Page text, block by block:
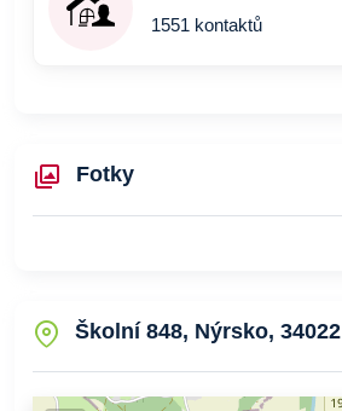
1551 kontaktů
Fotky
Školní 848, Nýrsko, 34022